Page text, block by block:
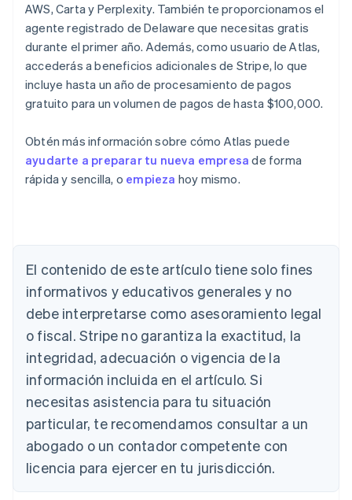
AWS, Carta y Perplexity. También te proporcionamos el
agente registrado de Delaware que necesitas gratis
durante el primer año. Además, como usuario de Atlas,
accederás a beneficios adicionales de Stripe, lo que
incluye hasta un año de procesamiento de pagos
gratuito para un volumen de pagos de hasta $100,000.
Obtén más información sobre cómo Atlas puede
ayudarte a preparar tu nueva empresa de forma
rápida y sencilla, o empieza hoy mismo.
El contenido de este artículo tiene solo fines
informativos y educativos generales y no
debe interpretarse como asesoramiento legal
o fiscal. Stripe no garantiza la exactitud, la
integridad, adecuación o vigencia de la
información incluida en el artículo. Si
necesitas asistencia para tu situación
particular, te recomendamos consultar a un
abogado o un contador competente con
licencia para ejercer en tu jurisdicción.
Alemania
Australia
English
Austria
Deutsch English
Bélgica
NederlandsFrançaisDeutschEnglish
Português English
Bulgaria
English
Canadá
EnglishFrançais